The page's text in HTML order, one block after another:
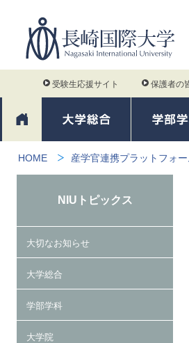
受験生応援サイト 保護者の
HOME 産学官連携プラットフォー
NIUトピックス
大切なお知らせ
大学総合
学部学科
大学院